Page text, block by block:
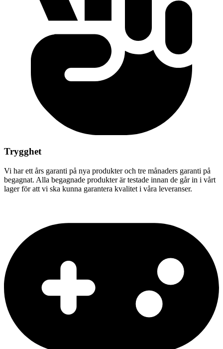
Trygghet
Vi har ett års garanti på nya produkter och tre månaders garanti på
begagnat. Alla begagnade produkter är testade innan de går in i vårt
lager för att vi ska kunna garantera kvalitet i våra leveranser.